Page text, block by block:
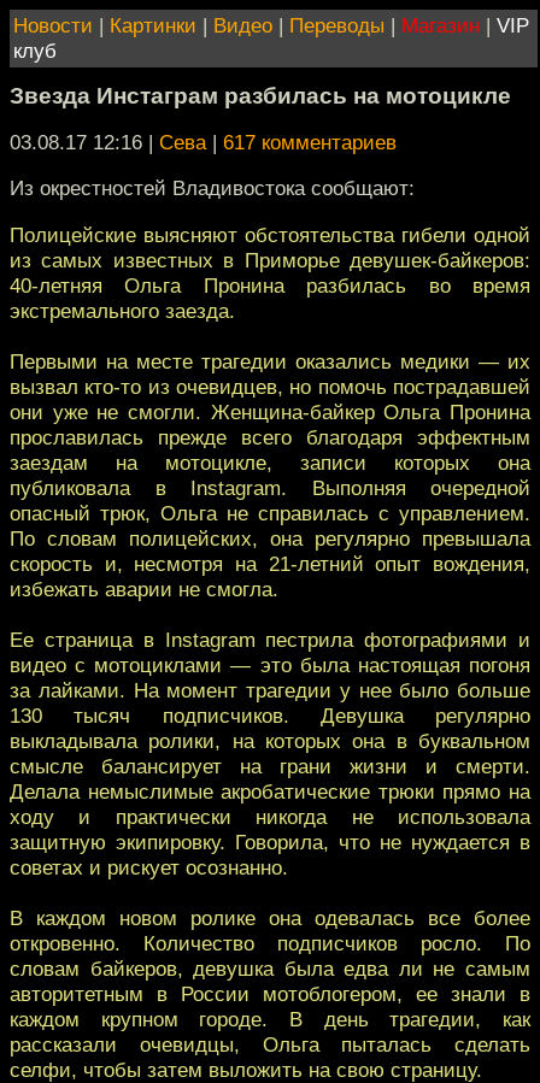
Новости | Картинки | Видео | Переводы | Магазин | VIP
клуб
Звезда Инстаграм разбилась на мотоцикле
03.08.17 12:16 | Сева| 617 комментариев
Из окрестностей Владивостока сообщают:
Полицейские выясняют обстоятельства гибели одной
из самых известных в Приморье девушек-байкеров:
40-летняя Ольга Пронина разбилась во время
экстремального заезда.
Первыми на месте трагедии оказались медики — их
вызвал кто-то из очевидцев, но помочь пострадавшей
они уже не смогли. Женщина-байкер Ольга Пронина
прославилась прежде всего благодаря эффектным
заездам на мотоцикле, записи которых она
публиковала в Instagram. Выполняя очередной
опасный трюк, Ольга не справилась с управлением.
По словам полицейских, она регулярно превышала
скорость и, несмотря на 21-летний опыт вождения,
избежать аварии не смогла.
Ее страница в Instagram пестрила фотографиями и
видео с мотоциклами — это была настоящая погоня
за лайками. На момент трагедии у нее было больше
130 тысяч подписчиков. Девушка регулярно
выкладывала ролики, на которых она в буквальном
смысле балансирует на грани жизни и смерти.
Делала немыслимые акробатические трюки прямо на
ходу и практически никогда не использовала
защитную экипировку. Говорила, что не нуждается в
советах и рискует осознанно.
В каждом новом ролике она одевалась все более
откровенно. Количество подписчиков росло. По
словам байкеров, девушка была едва ли не самым
авторитетным в России мотоблогером, ее знали в
каждом крупном городе. В день трагедии, как
рассказали очевидцы, Ольга пыталась сделать
селфи, чтобы затем выложить на свою страницу.